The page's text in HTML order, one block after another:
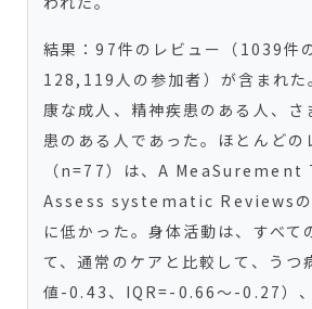
結果：97件のレビュー（1039件
128,119人の参加者）が含まれた
康な成人、精神疾患のある人、さ
患のある人であった。ほとんどの
（n=77）は、A
Assess systematic Reviewsの
に低かった。身体活動は、すべて
て、通常のケアと比較して、うつ
値-0.43、IQR=-0.66～-0.27）